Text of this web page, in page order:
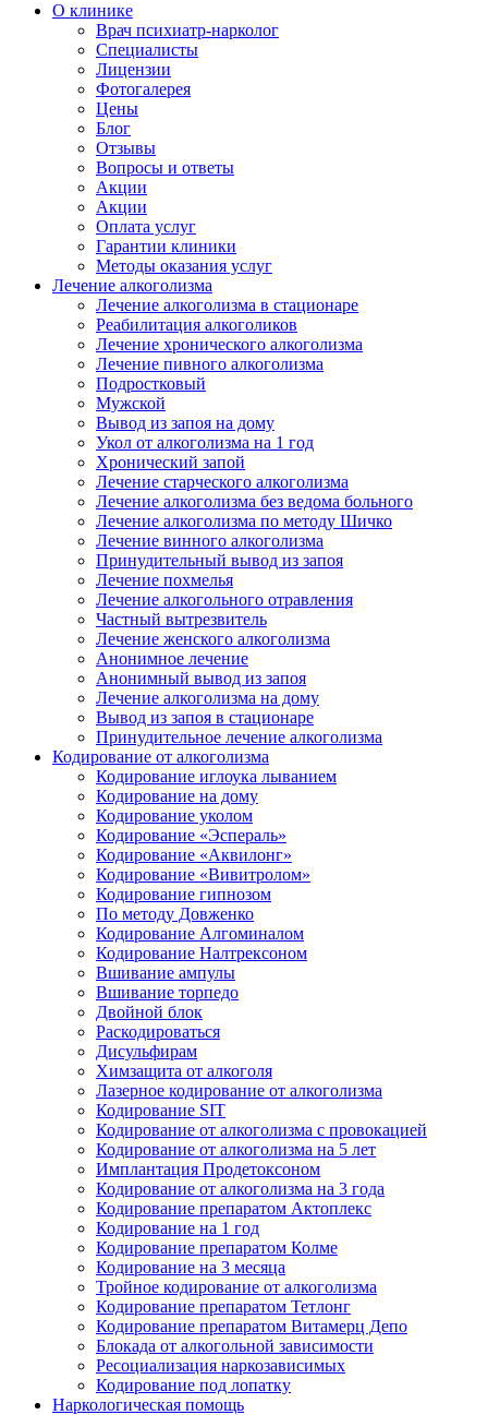
О клинике
Врач психиатр-нарколог
Специалисты
Лицензии
Фотогалерея
Цены
Блог
Отзывы
Вопросы и ответы
Акции
Акции
Оплата услуг
Гарантии клиники
Методы оказания услуг
Лечение алкоголизма
Лечение алкоголизма в стационаре
Реабилитация алкоголиков
Лечение хронического алкоголизма
Лечение пивного алкоголизма
Подростковый
Мужской
Вывод из запоя на дому
Укол от алкоголизма на 1 год
Хронический запой
Лечение старческого алкоголизма
Лечение алкоголизма без ведома больного
Лечение алкоголизма по методу Шичко
Лечение винного алкоголизма
Принудительный вывод из запоя
Лечение похмелья
Лечение алкогольного отравления
Частный вытрезвитель
Лечение женского алкоголизма
Анонимное лечение
Анонимный вывод из запоя
Лечение алкоголизма на дому
Вывод из запоя в стационаре
Принудительное лечение алкоголизма
Кодирование от алкоголизма
Кодирование иглоука лыванием
Кодирование на дому
Кодирование уколом
Кодирование «Эспераль»
Кодирование «Аквилонг»
Кодирование «Вивитролом»
Кодирование гипнозом
По методу Довженко
Кодирование Алгоминалом
Кодирование Налтрексоном
Вшивание ампулы
Вшивание торпедо
Двойной блок
Раскодироваться
Дисульфирам
Химзащита от алкоголя
Лазерное кодирование от алкоголизма
Кодирование SIT
Кодирование от алкоголизма с провокацией
Кодирование от алкоголизма на 5 лет
Имплантация Продетоксоном
Кодирование от алкоголизма на 3 года
Кодирование препаратом Актоплекс
Кодирование на 1 год
Кодирование препаратом Колме
Кодирование на 3 месяца
Тройное кодирование от алкоголизма
Кодирование препаратом Тетлонг
Кодирование препаратом Витамерц Депо
Блокада от алкогольной зависимости
Ресоциализация наркозависимых
Кодирование под лопатку
Наркологическая помощь